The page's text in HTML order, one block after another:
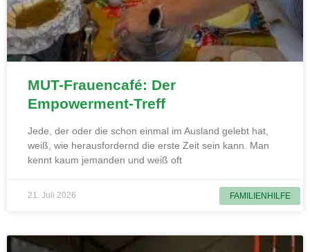
FAMILIENHILFE
MUT-Frauencafé: Der
Empowerment-Treff
Jede, der oder die schon einmal im Ausland gelebt hat,
weiß, wie herausfordernd die erste Zeit sein kann. Man
kennt kaum jemanden und weiß oft
21. Juli 2026